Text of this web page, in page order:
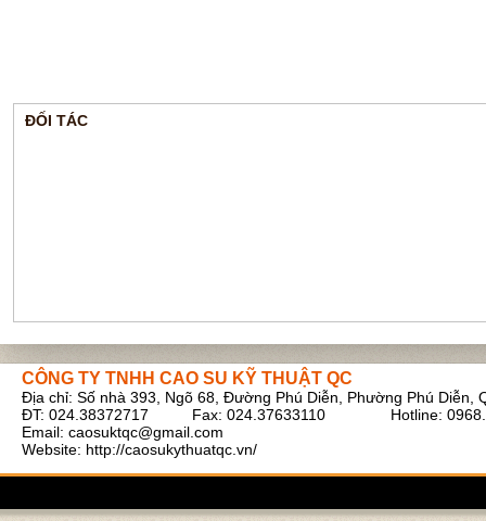
Ruột bình tích áp xe cẩu
ĐỐI TÁC
CÔNG TY TNHH CAO SU KỸ THUẬT QC
Địa chỉ: Số nhà 393, Ngõ 68, Đường Phú Diễn, Phường Phú Diễn,
ĐT: 024.38372717 Fax: 024.37633110 Hotline:
Email: caosuktqc@gmail.com
Website: http://caosukythuatqc.vn/